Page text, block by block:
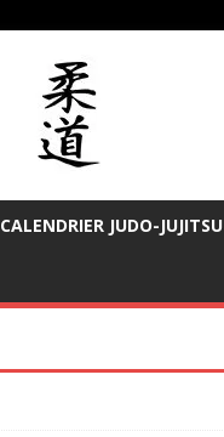
CALENDRIER JUDO-JUJITSU